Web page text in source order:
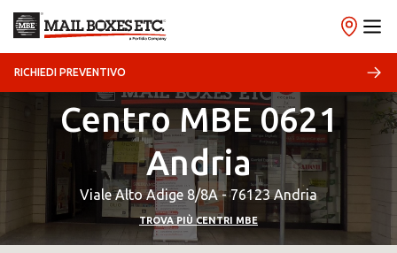
RICHIEDI PREVENTIVO
Centro MBE 0621
Andria
Viale Alto Adige 8/8A - 76123 Andria
TROVA PIÙ CENTRI MBE